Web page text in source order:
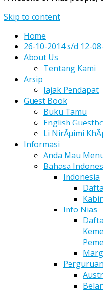
Skip to content
Home
26-10-2014 s/d 12-
About Us
Tentang Kami
Arsip
Jajak Pendapat
Guest Book
Buku Tamu
English
Li NirÃµimi
Informasi
Anda Mau
Bahasa
Indonesia
Info Nias